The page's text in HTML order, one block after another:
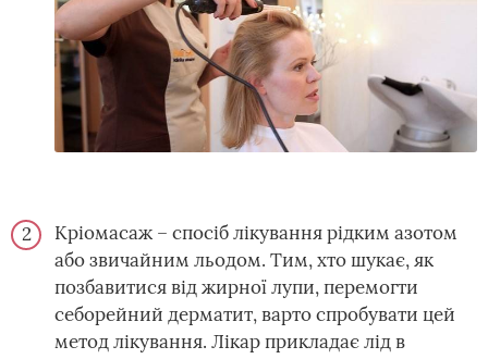
Кріомасаж – спосіб лікування рідким азотом
або звичайним льодом. Тим, хто шукає, як
позбавитися від жирної лупи, перемогти
себорейний дерматит, варто спробувати цей
метод лікування. Лікар прикладає лід в